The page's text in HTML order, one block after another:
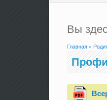
Вы
Главная »